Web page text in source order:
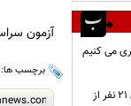
آزمون سراسری سال ۱۴۰۲ (نوبت دوم) در روزهای
برچسب ها:
می کنیم
وزارت اطلاعات: شناسایی و دستگیری ۲۱ نفر از